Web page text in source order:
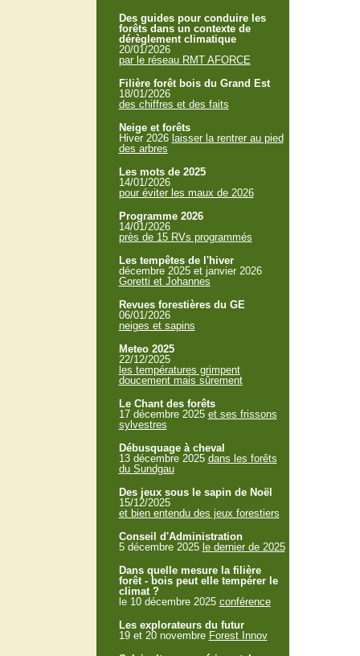
Des guides pour conduire les
forêts dans un contexte de
dérèglement climatique
20/01/2026
par le réseau RMT AFORCE
Filière forêt bois du Grand Est
18/01/2026
des chiffres et des faits
Neige et forêts
Hiver 2026 laisser la rentrer au pied
des arbres
Les mots de 2025
14/01/2026
pour éviter les maux de 2026
Programme 2026
14/01/2026
près de 15 RVs programmés
Les tempêtes de l'hiver
décembre 2025 et janvier 2026
Goretti et Johannes
Revues forestières du GE
06/01/2026
neiges et sapins
Meteo 2025
22/12/2025
les températures grimpent
doucement mais sûrement
Le Chant des forêts
17 décembre 2025 et ses frissons
sylvestres
Débusquage à cheval
13 décembre 2025 dans les forêts
du Sundgau
Des jeux sous le sapin de Noël
15/12/2025
et bien entendu des jeux forestiers
Conseil d'Administration
5 décembre 2025 le dernier de 2025
Dans quelle mesure la filière
forêt - bois peut elle tempérer le
climat ?
le 10 décembre 2025 conférence
Les explorateurs du futur
19 et 20 novembre Forest Innov